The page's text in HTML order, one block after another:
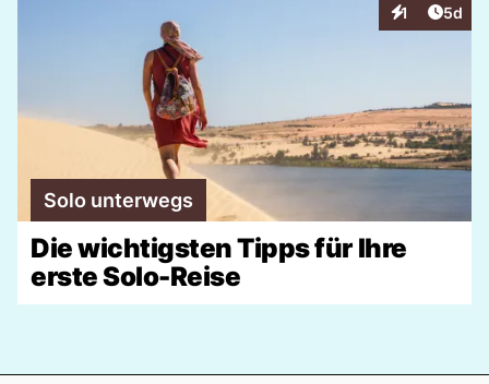
1
Interaktionen
5d
Solo unterwegs
Die wichtigsten Tipps für Ihre
erste Solo-Reise